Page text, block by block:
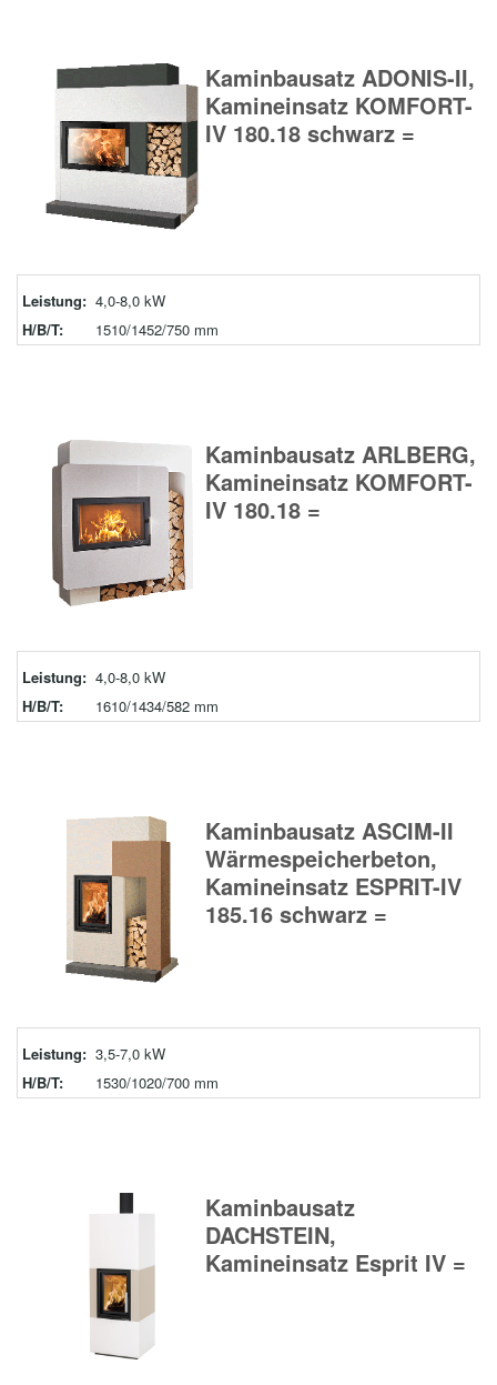
Kaminbausatz ADONIS-II,
Kamineinsatz KOMFORT-
IV 180.18 schwarz =
Leistung: 4,0-8,0 kW
H/B/T:
1510/1452/750 mm
Kaminbausatz ARLBERG,
Kamineinsatz KOMFORT-
IV 180.18 =
Leistung: 4,0-8,0 kW
H/B/T:
1610/1434/582 mm
Kaminbausatz ASCIM-II
Wärmespeicherbeton,
Kamineinsatz ESPRIT-IV
185.16 schwarz =
Leistung: 3,5-7,0 kW
H/B/T:
1530/1020/700 mm
Kaminbausatz
DACHSTEIN,
Kamineinsatz Esprit IV =